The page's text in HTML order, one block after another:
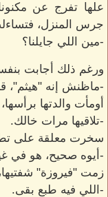
علها تفرج عن
جرس المنزل،
-مين اللي جايلنا؟
ورغم ذلك أجابت
-ماظنش إنه "هيثم"،
أومأت والدتها
-تلاقيها مرات خالك.
سخرت معلقة على
-أيوه صحيح، هو في
زمت "فيروزة"
-اللي فيه طبع بقى.